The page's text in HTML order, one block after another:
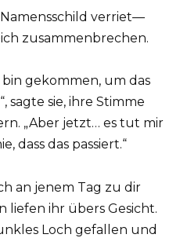
verriet—
zusammenbrechen.
gekommen, um das
sagte sie, ihre Stimme
„Aber jetzt… es tut mir
dass das passiert.“
an jenem Tag zu dir
liefen ihr übers Gesicht.
Loch gefallen und